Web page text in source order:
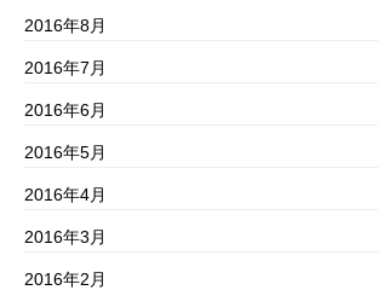
2016年8月
2016年7月
2016年6月
2016年5月
2016年4月
2016年3月
2016年2月